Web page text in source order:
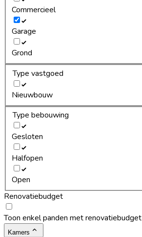
Commercieel
Garage
Grond
Type vastgoed
Nieuwbouw
Type bebouwing
Gesloten
Halfopen
Open
Renovatiebudget
Toon enkel panden met renovatiebudget
Kamers